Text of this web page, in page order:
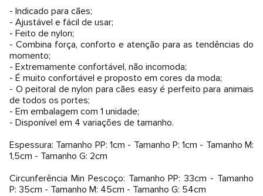
- Indicado para cães;
- Ajustável e fácil de usar;
- Feito de nylon;
- Combina força, conforto e atenção para as tendências do
momento;
- Extremamente confortável, não incomoda;
- É muito confortável e proposto em cores da moda;
- O peitoral de nylon para cães easy é perfeito para animais
de todos os portes;
- Em embalagem com 1 unidade;
- Disponível em 4 variações de tamanho.
Espessura: Tamanho PP: 1cm - Tamanho P: 1cm - Tamanho M:
1,5cm - Tamanho G: 2cm
Circunferência Min Pescoço: Tamanho PP: 33cm - Tamanho
P: 35cm - Tamanho M: 45cm - Tamanho G: 54cm